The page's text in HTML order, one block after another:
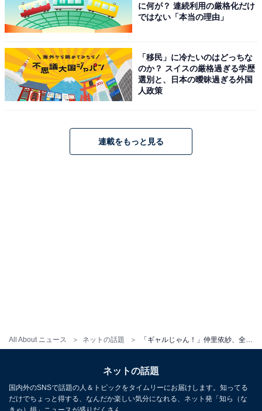
All About ニュース ネットの話題
に何が？ 連続利用の厳格化だけ
ではない「本当の理由」
「移民」に冷たいのはどっちな
のか？ スイスの厳格過ぎる学歴
選別と、日本の曖昧過ぎる外国
人政策
連載をもっと見る
ネットの話題
国内外のSNSで話題の人＆トピックをタイムリーにお届けします。知ってる
だけでちょっと得する、なんだか楽しい気分になれる、ネット発「知ら（な